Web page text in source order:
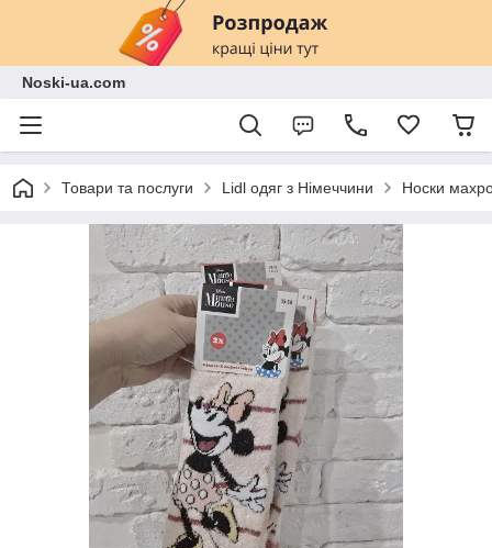
Noski-ua.com
Товари та послуги Lidl одяг з Німеччини Носки